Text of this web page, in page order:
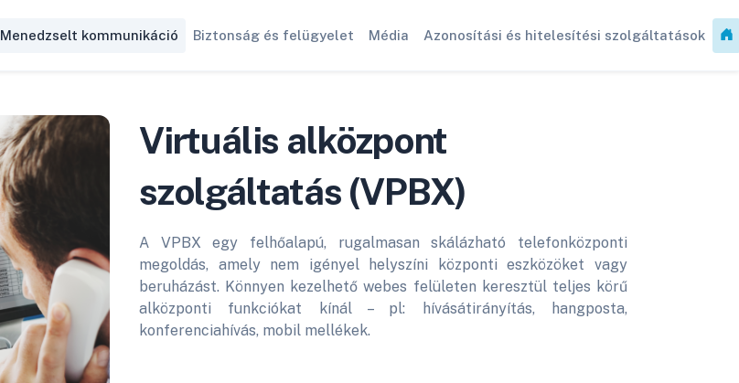
Menedzselt kommunikáció Biztonság és felügyelet Média Azonosítási és hitelesítési szolgáltatások
Virtuális alközpont
szolgáltatás (VPBX)
A VPBX egy felhőalapú, rugalmasan skálázható telefonközponti
megoldás, amely nem igényel helyszíni központi eszközöket vagy
beruházást. Könnyen kezelhető webes felületen keresztül teljes körű
alközponti funkciókat kínál – pl: hívásátirányítás, hangposta,
konferenciahívás, mobil mellékek.